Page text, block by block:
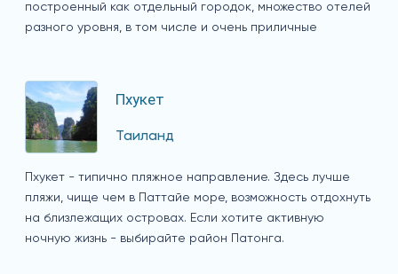
построенный как отдельный городок, множество отелей
разного уровня, в том числе и очень приличные
Пхукет
Таиланд
Пхукет - типично пляжное направление. Здесь лучше
пляжи, чище чем в Паттайе море, возможность отдохнуть
на близлежащих островах. Если хотите активную
ночную жизнь - выбирайте район Патонга.